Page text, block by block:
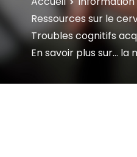
Ressources sur le
Troubles cognitifs
En savoir plus sur… la